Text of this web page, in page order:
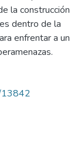
la construcción
dentro de la
enfrentar a un
13842